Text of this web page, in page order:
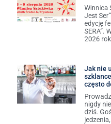
Winnica
Jest
edycję
SERA”.
2026
Jak nie
często
nigdy
dziś.